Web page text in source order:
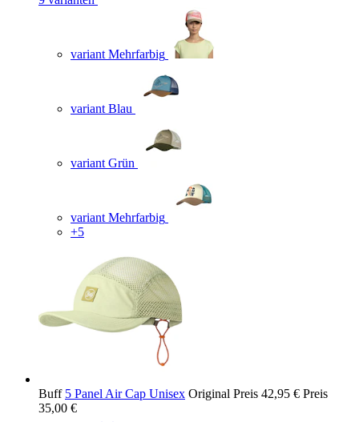
variant Mehrfarbig
variant Blau
variant Grün
variant Mehrfarbig
+5
Buff 5 Panel Air Cap Unisex Original Preis 42,95 € Preis
35,00 €